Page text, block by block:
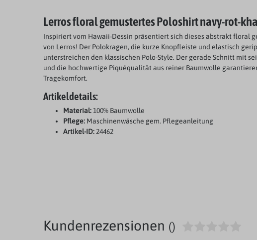
Lerros floral gemustertes Poloshirtnavy-rot-
Inspiriert vom Hawaii-Dessin präsentiert sich dieses abstrakt floral
von Lerros! Der Polokragen, die kurze Knopfleiste und elastisch
unterstreichen den klassischen Polo-Style. Der gerade Schnitt mit
und die hochwertige Piquéqualität aus reiner Baumwolle
Tragekomfort.
Artikeldetails:
Material:100% Baumwolle
Pflege: Maschinenwäsche gem. Pflegeanleitung
Artikel-ID: 24462
Kundenrezensionen ()